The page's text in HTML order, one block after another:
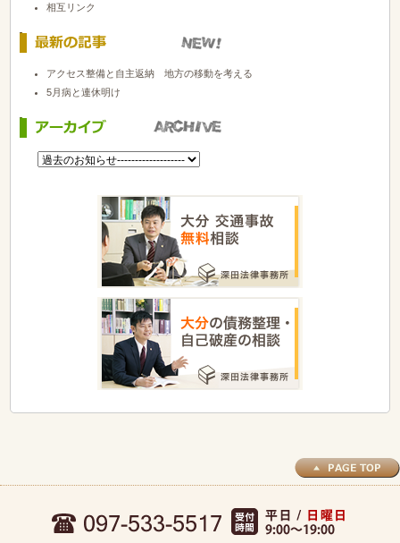
相互リンク
アクセス整備と自主返納 地方の移動を考える
5月病と連休明け